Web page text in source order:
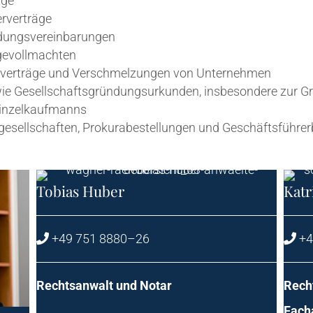
und Ver­schmel­zun­gen von Unternehmen
Gesell­schafts­grün­dungs­ur­kun­den, ins­be­son­de­re zur
Pro­ku­ra­be­stel­lun­gen und
Tobi­as Huber
+49 751 8880–26
Rechts­an­walt und Notar